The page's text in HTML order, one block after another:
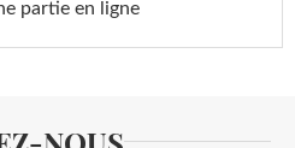
partie en ligne